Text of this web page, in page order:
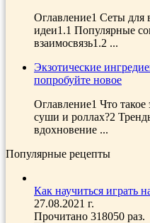
Оглавление1 Сеты для
идеи1.1 Популярные
взаимосвязь1.2 ...
Экзотические
попробуйте новое
Оглавление1 Что
суши и роллах?2
вдохновение ...
Популярные рецепты
Как научиться играть
27.08.2021 г.
Прочитано 318050 раз.